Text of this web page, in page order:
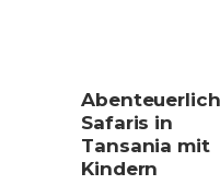
Safaris in
Tansania mit
Kindern